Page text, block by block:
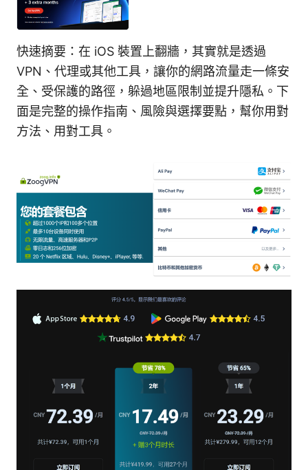
快速摘要：在 iOS 裝置上翻牆，其實就是透過
VPN、代理或其他工具，讓你的網路流量走一條安
全、受保護的路徑，躲過地區限制並提升隱私。下
面是完整的操作指南、風險與選擇要點，幫你用對
方法、用對工具。